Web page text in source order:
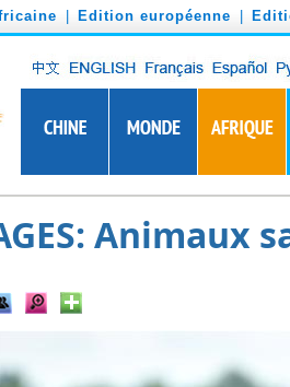
Edition européenne
Animaux